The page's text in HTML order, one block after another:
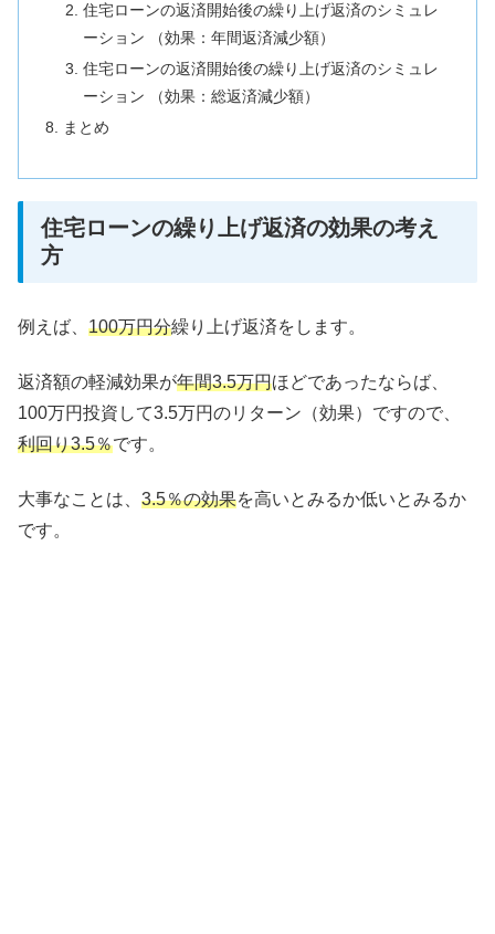
住宅ローンの返済開始後の繰り上げ返済のシミュレ
ーション （効果：年間返済減少額）
住宅ローンの返済開始後の繰り上げ返済のシミュレ
ーション （効果：総返済減少額）
まとめ
住宅ローンの繰り上げ返済の効果の考え
方
例えば、 100万円分繰り上げ返済をします。
返済額の軽減効果が年間3.5万円ほどであったならば、
100万円投資して3.5万円のリターン（効果）ですので、
利回り3.5％です。
大事なことは、 3.5％の効果を高いとみるか低いとみるか
です。